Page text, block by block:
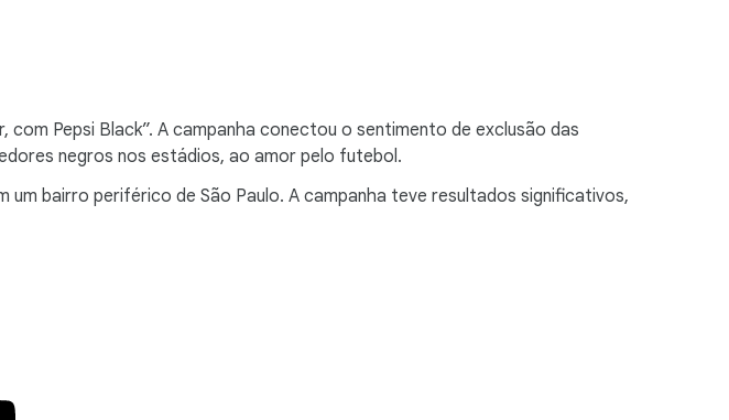
Pepsi Black”. A campanha conectou o sentimento de exclusão das
negros nos estádios, ao amor pelo futebol.
bairro periférico de São Paulo. A campanha teve resultados significativos,